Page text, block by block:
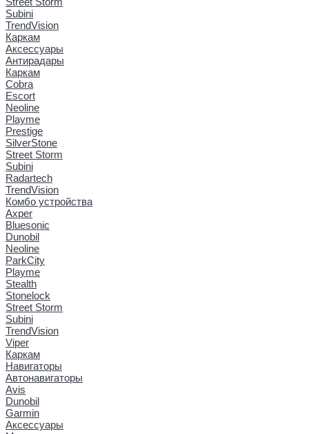
Subini
TrendVision
Каркам
Аксессуары
Антирадары
Каркам
Cobra
Escort
Neoline
Playme
Prestige
SilverStone
Street Storm
Subini
Radartech
TrendVision
Комбо устройства
Axper
Bluesonic
Dunobil
Neoline
ParkCity
Playme
Stealth
Stonelock
Street Storm
Subini
TrendVision
Viper
Каркам
Навигаторы
Автонавигаторы
Avis
Dunobil
Garmin
Аксессуары